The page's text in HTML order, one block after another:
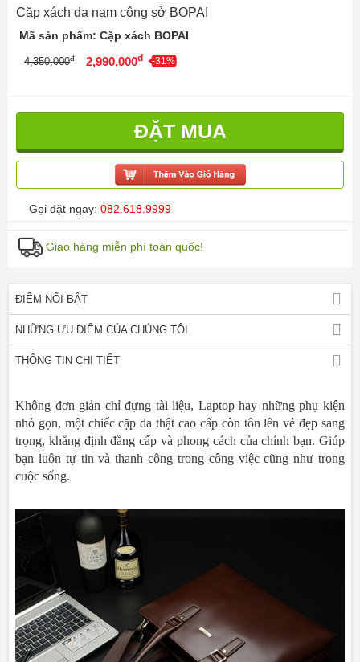
Cặp xách da nam công sở BOPAI
Mã sản phẩm: Cặp xách BOPAI
4,350,000đ 2,990,000đ -31%
ĐẶT MUA
Gọi đặt ngay: 082.618.9999
Giao hàng miễn phí toàn quốc!
ĐIỂM NỔI BẬT
NHỮNG ƯU ĐIỂM CỦA CHÚNG TÔI
THÔNG TIN CHI TIẾT
Không đơn giản chỉ đựng tài liệu, Laptop hay những phụ kiện
nhỏ gọn, một chiếc cặp da thật cao cấp còn tôn lên vẻ đẹp sang
trọng, khẳng định đẳng cấp và phong cách của chính bạn. Giúp
bạn luôn tự tin và thanh công trong công việc cũng như trong
cuộc sống.